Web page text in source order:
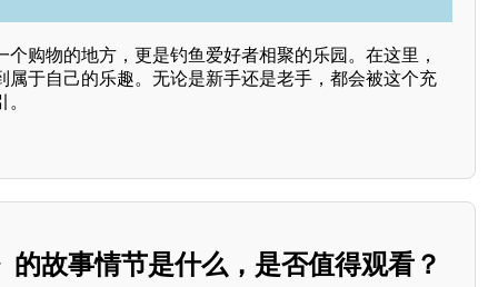
购物的地方，更是钓鱼爱好者相聚的乐园。在这里，
属于自己的乐趣。无论是新手还是老手，都会被这个充
的故事情节是什么，是否值得观看？